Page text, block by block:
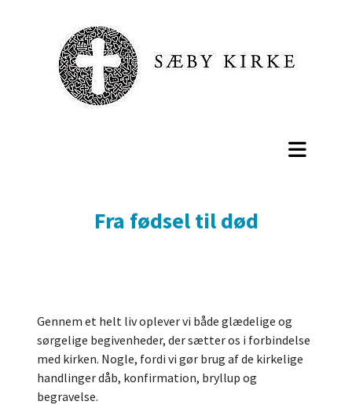
Fra fødsel til død
Gennem et helt liv oplever vi både glædelige og
sørgelige begivenheder, der sætter os i forbindelse
med kirken. Nogle, fordi vi gør brug af de kirkelige
handlinger dåb, konfirmation, bryllup og
begravelse.